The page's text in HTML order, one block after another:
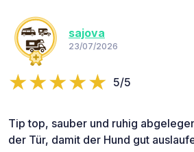
sajova
23/07/2026
5/5
Tip top, sauber und ruhig
der Tür, damit der Hund gut